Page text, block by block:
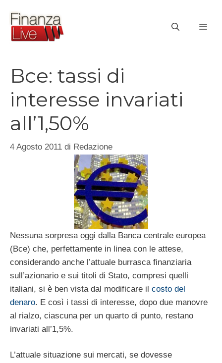
contenuto
Bce: tassi di
interesse invariati
all’1,50%
4 Agosto 2011 di Redazione
Nessuna sorpresa oggi dalla Banca centrale europea
(Bce) che, perfettamente in linea con le attese,
considerando anche l’attuale burrasca finanziaria
sull’azionario e sui titoli di Stato, compresi quelli
italiani, si è ben vista dal modificare il costo del
denaro. E così i tassi di interesse, dopo due manovre
al rialzo, ciascuna per un quarto di punto, restano
invariati all’1,5%.
L’attuale situazione sui mercati, se dovesse